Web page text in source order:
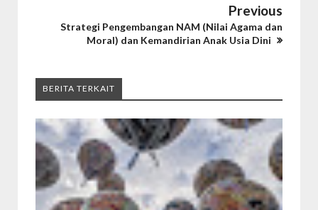
Previous
Strategi Pengembangan NAM (Nilai Agama dan
Moral) dan Kemandirian Anak Usia Dini
BERITA TERKAIT